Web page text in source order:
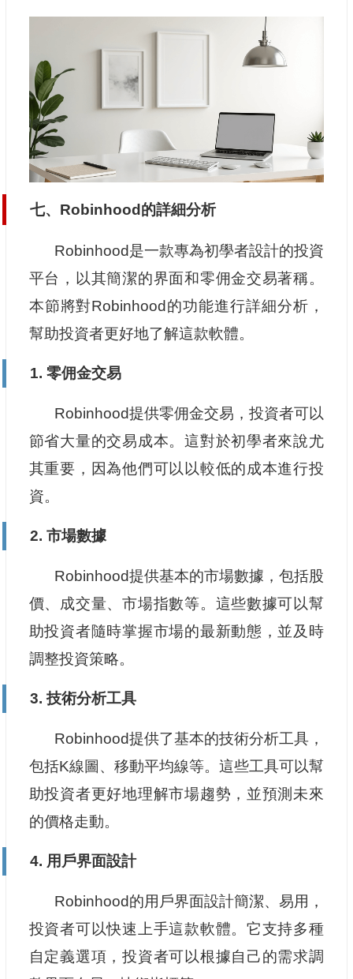
七、Robinhood的詳細分析
Robinhood是一款專為初學者設計的投資
平台，以其簡潔的界面和零佣金交易著稱。
本節將對Robinhood的功能進行詳細分析，
幫助投資者更好地了解這款軟體。
1. 零佣金交易
Robinhood提供零佣金交易，投資者可以
節省大量的交易成本。這對於初學者來說尤
其重要，因為他們可以以較低的成本進行投
資。
2. 市場數據
Robinhood提供基本的市場數據，包括股
價、成交量、市場指數等。這些數據可以幫
助投資者隨時掌握市場的最新動態，並及時
調整投資策略。
3. 技術分析工具
Robinhood提供了基本的技術分析工具，
包括K線圖、移動平均線等。這些工具可以幫
助投資者更好地理解市場趨勢，並預測未來
的價格走動。
4. 用戶界面設計
Robinhood的用戶界面設計簡潔、易用，
投資者可以快速上手這款軟體。它支持多種
自定義選項，投資者可以根據自己的需求調